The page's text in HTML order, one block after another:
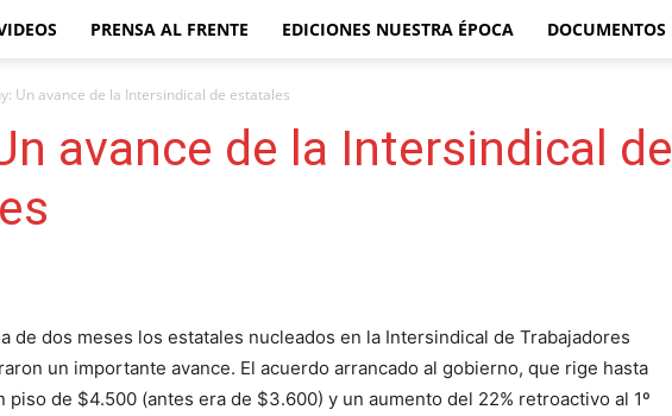
Al
–
PRENSA AL FRENTE EDICIONES NUESTRA ÉPOCA DOCUMENTOS
Un avance de la Intersindical de estatales
avance de la Intersindical de
de dos meses los estatales nucleados en la Intersindical de Trabajadores
un importante avance. El acuerdo arrancado al gobierno, que rige hasta
piso de $4.500 (antes era de $3.600) y un aumento del 22% retroactivo al 1º